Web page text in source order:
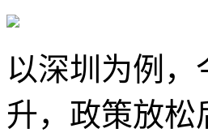
以深圳为例
升，政策放松